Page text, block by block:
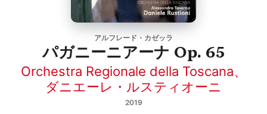
アルフレード・カゼッラ
パガニーニアーナ Op. 65
Orchestra Regionale della Toscana、
ダニエーレ・ルスティオーニ
2019